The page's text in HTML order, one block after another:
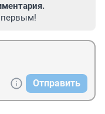
первым!
Отправить